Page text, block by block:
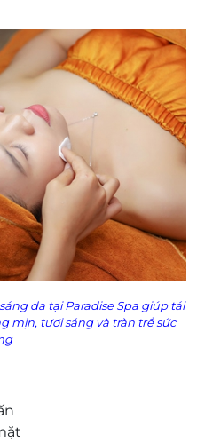
da tại Paradise Spa giúptái
mịn, tươi sáng và tràn trề sức